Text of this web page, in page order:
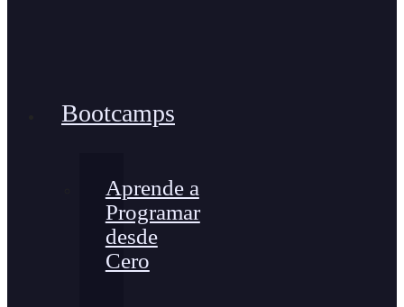
Bootcamps
Aprende a
Programar
desde
Cero